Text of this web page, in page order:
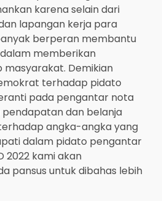
karena selain dari
lapangan kerja para
berperan membantu
memberikan
Demikian
terhadap pidato
pada pengantar nota
dan belanja
angka-angka yang
dalam pidato pengantar
2022 kami akan
pansus untuk dibahas lebih